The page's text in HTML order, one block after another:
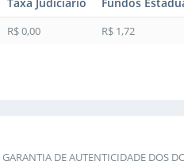
R$ 0,00 R$ 1,72
DE AUTENTICIDADE DOS